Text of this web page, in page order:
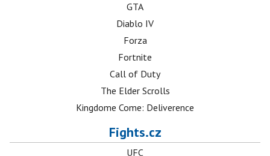
GTA
Diablo IV
Forza
Fortnite
Call of Duty
The Elder Scrolls
Kingdome Come: Deliverence
Fights.cz
UFC